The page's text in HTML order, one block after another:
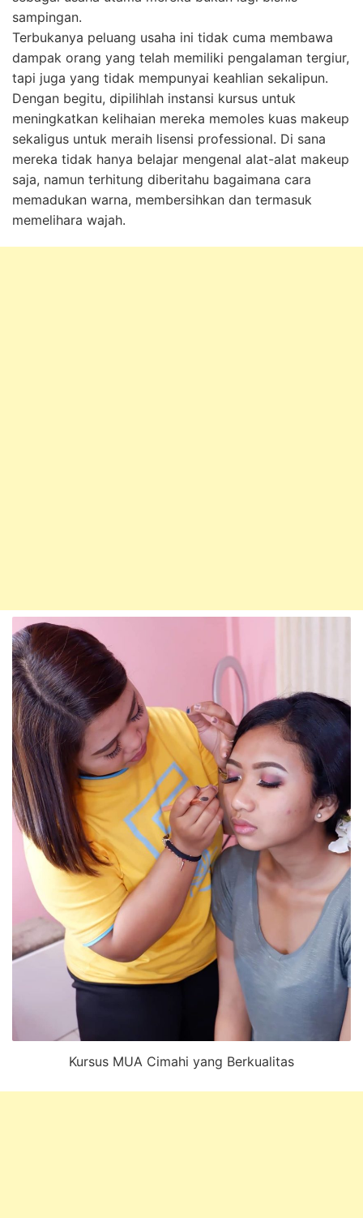
sampingan.
Terbukanya peluang usaha ini tidak cuma membawa
dampak orang yang telah memiliki pengalaman tergiur,
tapi juga yang tidak mempunyai keahlian sekalipun.
Dengan begitu, dipilihlah instansi kursus untuk
meningkatkan kelihaian mereka memoles kuas makeup
sekaligus untuk meraih lisensi professional. Di sana
mereka tidak hanya belajar mengenal alat-alat makeup
saja, namun terhitung diberitahu bagaimana cara
memadukan warna, membersihkan dan termasuk
memelihara wajah.
Kursus MUA Cimahi yang Berkualitas